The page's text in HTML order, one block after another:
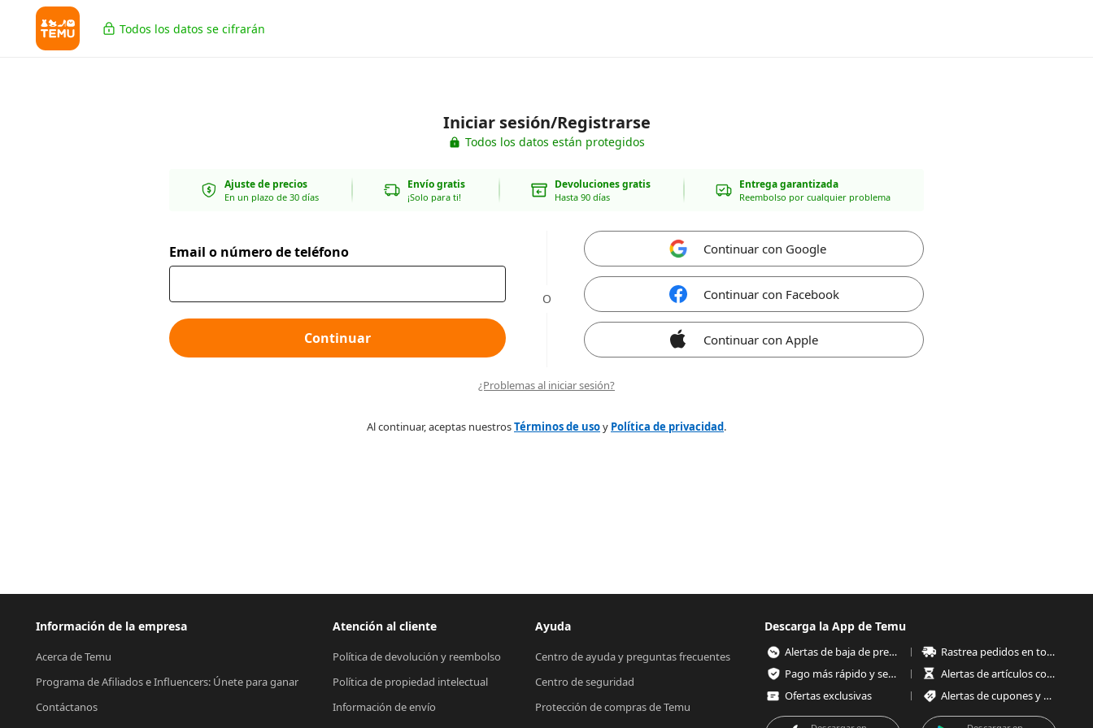
Todos los datos se cifrarán
Iniciar sesión/Registrarse
Todos los datos están protegidos
Ajuste de precios
En un plazo de 30 días
Envío gratis
¡Solo para ti!
Devoluciones gratis
Hasta 90 días
Entrega garantizada
Reembolso por cualquier problema
Email o número de teléfono
Continuar
O
Continuar con Google
Continuar con Facebook
Continuar con Apple
¿Problemas al iniciar sesión?
Al continuar, aceptas nuestrosTérminos de usoy Política de privacidad.
Información de la empresa
Acerca de Temu
Programa de Afiliados e Influencers: Únete para ganar
Contáctanos
Atención al cliente
Política de devolución y reembolso
Política de propiedad intelectual
Información de envío
Ayuda
Centro de ayuda y preguntas frecuentes
Centro de seguridad
Protección de compras de Temu
Descarga la App de Temu
Alertas de baja de precios
Rastrea pedidos en todo momento
Pago más rápido y seguro
Alertas de artículos con poco stock
Ofertas exclusivas
Alertas de cupones y ofertas